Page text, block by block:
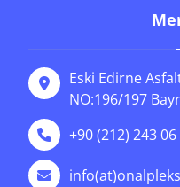
Eski Edirne
NO:196/197
+90 (212) 243 06